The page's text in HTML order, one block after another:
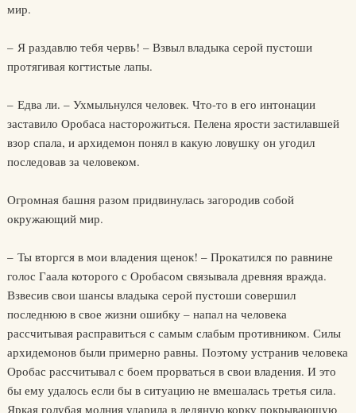
мир.
– Я раздавлю тебя червь! – Взвыл владыка серой пустоши
протягивая когтистые лапы.
– Едва ли. – Ухмыльнулся человек. Что-то в его интонации
заставило Оробаса насторожиться. Пелена ярости застилавшей
взор спала, и архидемон понял в какую ловушку он угодил
последовав за человеком.
Огромная башня разом придвинулась загородив собой
окружающий мир.
– Ты вторгся в мои владения щенок! – Прокатился по равнине
голос Гаала которого с Оробасом связывала древняя вражда.
Взвесив свои шансы владыка серой пустоши совершил
последнюю в свое жизни ошибку – напал на человека
рассчитывая расправиться с самым слабым противником. Силы
архидемонов были примерно равны. Поэтому устранив человека
Оробас рассчитывал с боем прорваться в свои владения. И это
бы ему удалось если бы в ситуацию не вмешалась третья сила.
Яркая голубая молния ударила в ледяную корку покрывающую